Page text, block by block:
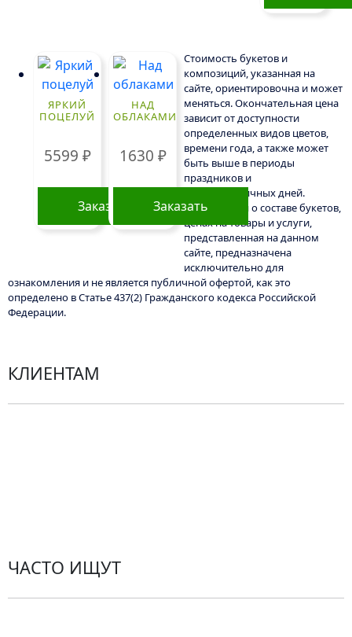
ЯРКИЙ
ПОЦЕЛУЙ
5599 ₽
Заказать
НАД
ОБЛАКАМИ
1630 ₽
Заказать
Стоимость букетов и
композиций, указанная на
сайте, ориентировочна и может
меняться. Окончательная цена
зависит от доступности
определенных видов цветов,
времени года, а также может
быть выше в периоды
праздников и
предпраздничных дней.
Информация о составе букетов,
ценах на товары и услуги,
представленная на данном
сайте, предназначена
исключительно для
ознакомления и не является публичной офертой, как это
определено в Статье 437(2) Гражданского кодекса Российской
Федерации.
КЛИЕНТАМ
ЧАСТО ИЩУТ